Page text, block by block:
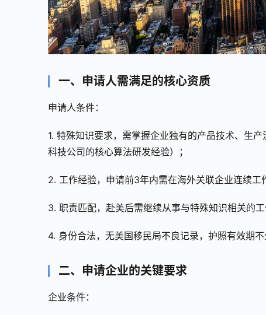
一、申请人需满足的核心资质
申请人条件：
1. 特殊知识要求，需掌握企业独有的产品技术、生
科技公司的核心算法研发经验）；
2. 工作经验，申请前3年内需在海外关联企业连续工
3. 职责匹配，赴美后需继续从事与特殊知识相关的
4. 身份合法，无美国移民局不良记录，护照有效期不
二、申请企业的关键要求
企业条件：